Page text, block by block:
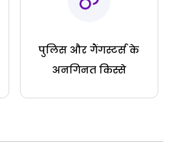
पुलिस और गैंगस्टर्स के
अनगिनत किस्से